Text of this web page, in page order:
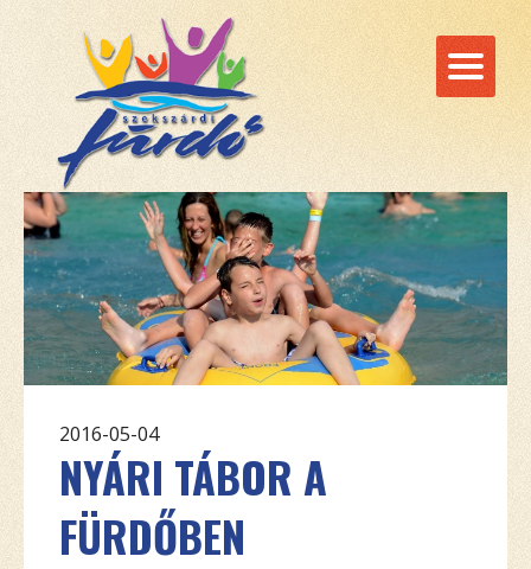
2016-05-04
NYÁRI TÁBOR A
FÜRDŐBEN